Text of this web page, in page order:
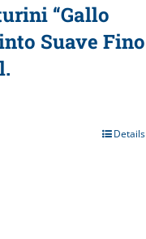
“Gallo
Suave Fino
Details